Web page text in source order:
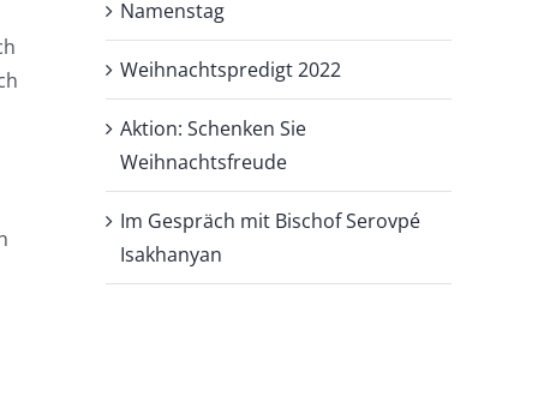
Namenstag
Weihnachtspredigt 2022
Aktion: Schenken Sie
Weihnachtsfreude
Im Gespräch mit Bischof Serovpé
Isakhanyan